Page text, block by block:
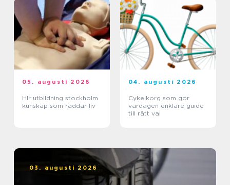
05. augusti 2026
Hlr utbildning stockholm
kunskap som räddar liv
04. augusti 2026
Cykelkorg som gör
vardagen enklare guide
till rätt val
03. augusti 2026